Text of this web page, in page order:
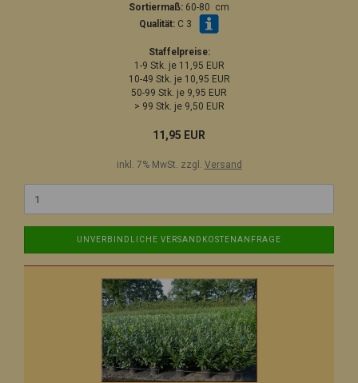
Sortiermaß: 60-80 cm
Qualität: C 3
Staffelpreise:
1-9 Stk. je 11,95 EUR
10-49 Stk. je 10,95 EUR
50-99 Stk. je 9,95 EUR
> 99 Stk. je 9,50 EUR
11,95 EUR
inkl. 7% MwSt. zzgl. Versand
UNVERBINDLICHE VERSANDKOSTENANFRAGE